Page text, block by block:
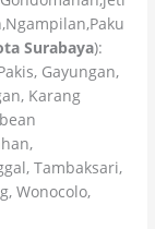
Surabaya):
Gayungan,
Karang
Tambaksari,
Wonocolo,